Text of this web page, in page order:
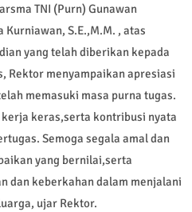
TNI (Purn) Gunawan
Kurniawan, S.E.,M.M. , atas
yang telah diberikan kepada
Rektor menyampaikan apresiasi
memasuki masa purna tugas.
keras,serta kontribusi nyata
Semoga segala amal dan
yang bernilai,serta
dan keberkahan dalam menjalani
ujar Rektor.